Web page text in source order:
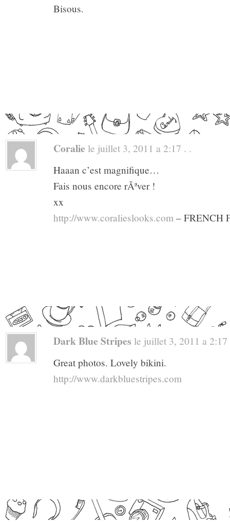
Bisous.
Coralie le juillet 3, 2011 a 2:17 . .
Haaan c’est magnifique…
Fais nous encore rÃªver !
xx
http://www.coralieslooks.com – FRENCH
Dark Blue Stripes le juillet 3, 2011 a 2:17
Great photos. Lovely bikini.
http://www.darkbluestripes.com